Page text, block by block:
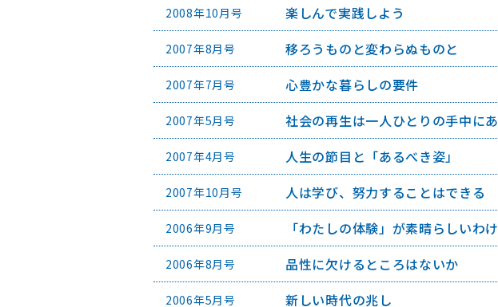
2008年10月号 楽しんで実践しよう
2007年8月号 移ろうものと変わらぬものと
2007年7月号 心豊かな暮らしの要件
2007年5月号 社会の再生は一人ひとりの手中に
2007年4月号 人生の節目と「あるべき姿」
2007年10月号 人は学び、努力することはできる
2006年9月号 「わたしの体験」が素晴らしいわけ
2006年8月号 品性に欠けるところはないか
2006年5月号 新しい時代の兆し